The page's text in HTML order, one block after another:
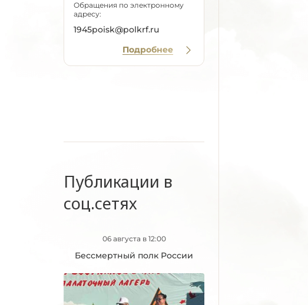
Обращения по электронному
адресу:
1945poisk@polkrf.ru
Подробнее
Публикации в
соц.сетях
06 августа в 12:00
Бессмертный полк России